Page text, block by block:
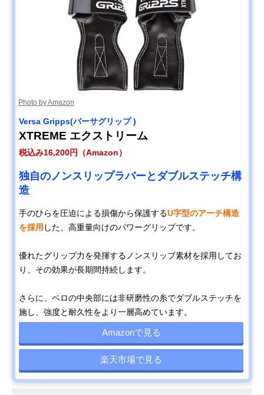
Photo by Amazon
Versa Gripps(バーサグリップ )
XTREME エクストリーム
税込み16,200円（Amazon）
独自のノンスリップラバーとダブルステッチ構
造
手のひらを圧迫による損傷から保護するU字型のアーチ構造
を採用 した、高重量向けのパワーグリップです。
優れたグリップ力を発揮するノンスリップ素材を採用してお
り、その効果が長期間持続します。
さらに、ベロの中央部には非研磨性の糸でダブルステッチを
施し、強度と耐久性をより一層高めています。
Amazonで見る
楽天市場で見る